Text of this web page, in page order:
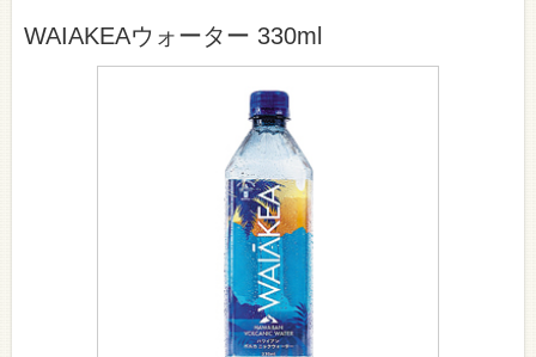
WAIAKEAウォーター 330ml